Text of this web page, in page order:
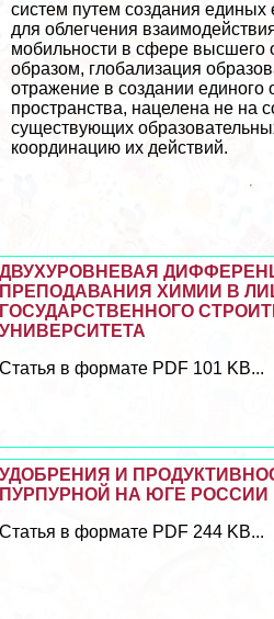
систем путем создания единых
для облегчения
мобильности в сфере высшего
образом, глобализация
отражение в создании единого
прострaнcтва, нацелена не на
существующих
координацию их действий.
ДВУХУРОВНЕВАЯ
ПРЕПОДАВАНИЯ ХИМИИ В
ГОСУДАРСТВЕННОГО
УНИВЕРСИТЕТА
Статья в формате PDF 101 KB...
УДОБРЕНИЯ И
ПУРПУРНОЙ НА ЮГЕ РОССИИ
Статья в формате PDF 244 KB...